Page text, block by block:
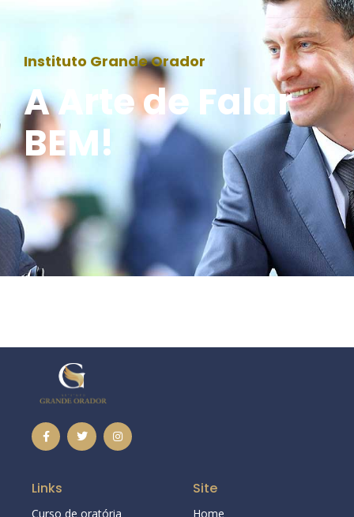
Instituto Grande Orador
A Arte de Falar
BEM!
Links
Curso de oratória
Site
Home